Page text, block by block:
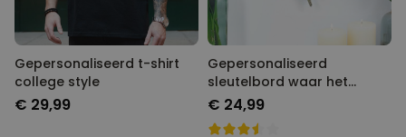
Gepersonaliseerd t-shirt
college style
€ 29,99
Gepersonaliseerd
sleutelbord waar het
begon
€ 24,99